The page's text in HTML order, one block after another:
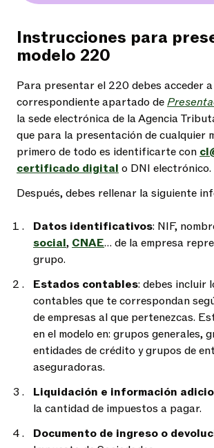
Instrucciones para
modelo 220
Para presentar el 220 debes acceder
correspondiente apartado de
la sede electrónica de la Agencia
que para la presentación de cualquier
primero de todo es identificarte con
certificado digital o DNI electrónico.
Después, debes rellenar la siguiente
Datos identificativos: NIF,
social, CNAE… de la empresa
grupo.
Estados contables: debes incluir
contables que te correspondan
de empresas al que pertenezcas.
en el modelo en: grupos generales,
entidades de crédito y grupos de
aseguradoras.
Liquidación e información
la cantidad de impuestos a pagar.
Documento de ingreso o